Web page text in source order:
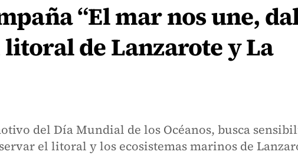
“El mar nos une,
de Lanzarote y La
del Día Mundial de los Océanos, busca
el litoral y los ecosistemas marinos de